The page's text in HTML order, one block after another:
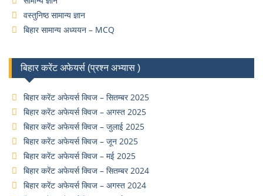
वस्तुनिष्ठ सामान्य ज्ञान
बिहार सामान्य अध्ययन – MCQ
बिहार करेंट अफेयर्स (प्रश्न अभ्यास )
बिहार करेंट अफेयर्स क्विज – सितम्बर 2025
बिहार करेंट अफेयर्स क्विज – अगस्त 2025
बिहार करेंट अफेयर्स क्विज – जुलाई 2025
बिहार करेंट अफेयर्स क्विज – जून 2025
बिहार करेंट अफेयर्स क्विज – मई 2025
बिहार करेंट अफेयर्स क्विज – सितम्बर 2024
बिहार करेंट अफेयर्स क्विज – अगस्त 2024